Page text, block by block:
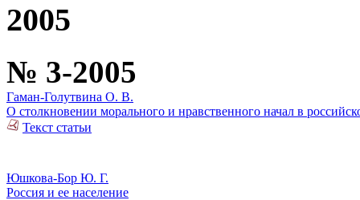
2005
№ 3-2005
Гаман-Голутвина О. В.
О столкновении морального и нравственного начал в
Текст статьи
Юшкова-Бор Ю. Г.
Россия и ее население